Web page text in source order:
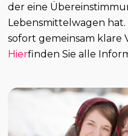
der eine
Lebensmittelwagen hat.
sofort gemeinsam klare
Hierfinden Sie alle